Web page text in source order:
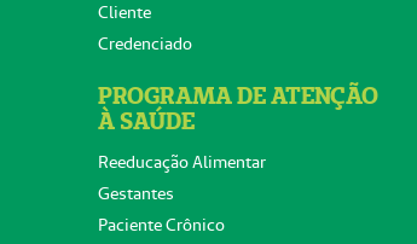
Cliente
Credenciado
PROGRAMA DE ATENÇÃO
À SAÚDE
Reeducação Alimentar
Gestantes
Paciente Crônico